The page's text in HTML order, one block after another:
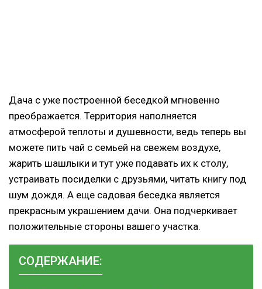
Дача с уже построенной беседкой мгновенно
преображается. Территория наполняется
атмосферой теплоты и душевности, ведь теперь вы
можете пить чай с семьей на свежем воздухе,
жарить шашлыки и тут уже подавать их к столу,
устраивать посиделки с друзьями, читать книгу под
шум дождя. А еще садовая беседка является
прекрасным украшением дачи. Она подчеркивает
положительные стороны вашего участка.
СОДЕРЖАНИЕ: